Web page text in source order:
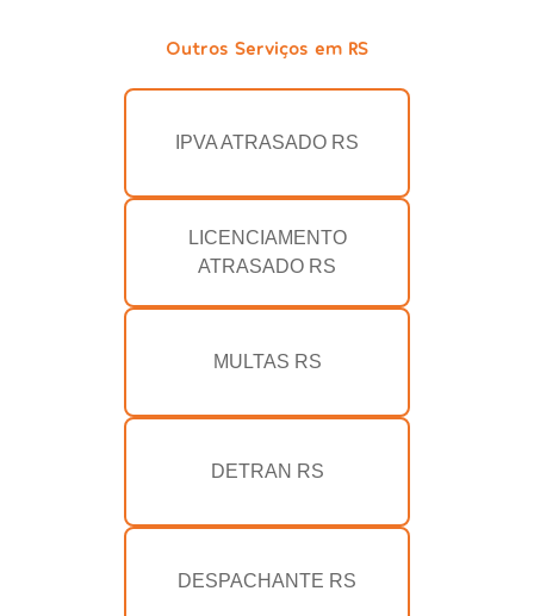
Outros Serviços em RS
IPVA ATRASADO RS
LICENCIAMENTO
ATRASADO RS
MULTAS RS
DETRAN RS
DESPACHANTE RS